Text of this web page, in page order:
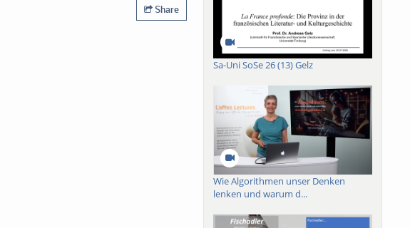
Share
Sa-Uni SoSe 26 (13) Gelz
Wie Algorithmen unser Denken
lenken und warum d...